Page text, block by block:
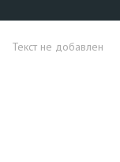
Текст не добавлен